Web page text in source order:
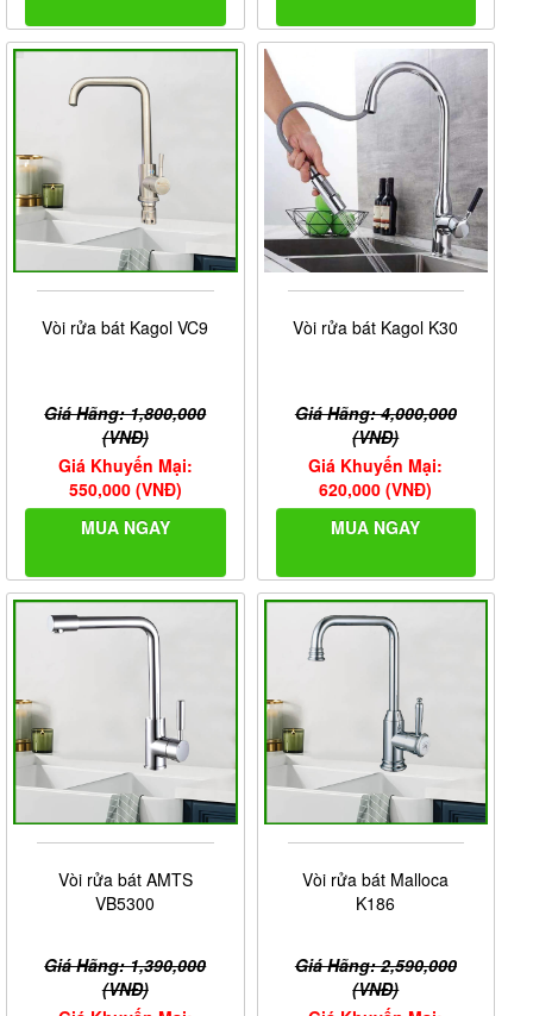
Vòi rửa bát Kagol VC9
Giá Hãng: 1,800,000
(VNĐ)
Giá Khuyến Mại:
550,000 (VNĐ)
MUA NGAY
Vòi rửa bát Kagol K30
Giá Hãng: 4,000,000
(VNĐ)
Giá Khuyến Mại:
620,000 (VNĐ)
MUA NGAY
Vòi rửa bát AMTS
VB5300
Giá Hãng: 1,390,000
(VNĐ)
Vòi rửa bát Malloca
K186
Giá Hãng: 2,590,000
(VNĐ)